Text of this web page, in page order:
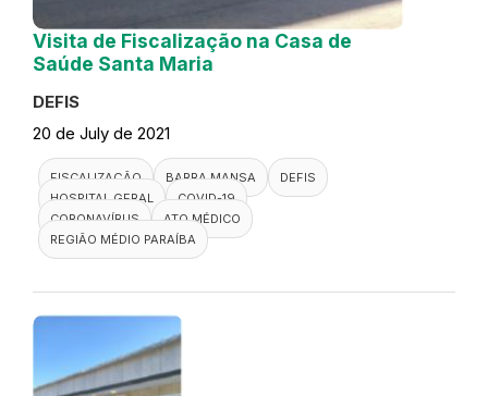
Visita de Fiscalização na Casa de
Saúde Santa Maria
DEFIS
20 de July de 2021
FISCALIZAÇÃO BARRA MANSA
DEFIS
HOSPITAL GERAL
COVID-19
CORONAVÍRUS
ATO MÉDICO
REGIÃO MÉDIO PARAÍBA